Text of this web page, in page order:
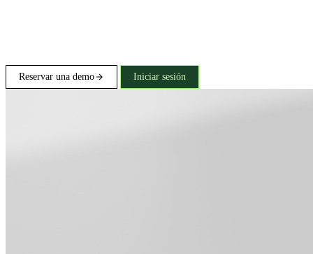
Reservar una demo Iniciar sesión